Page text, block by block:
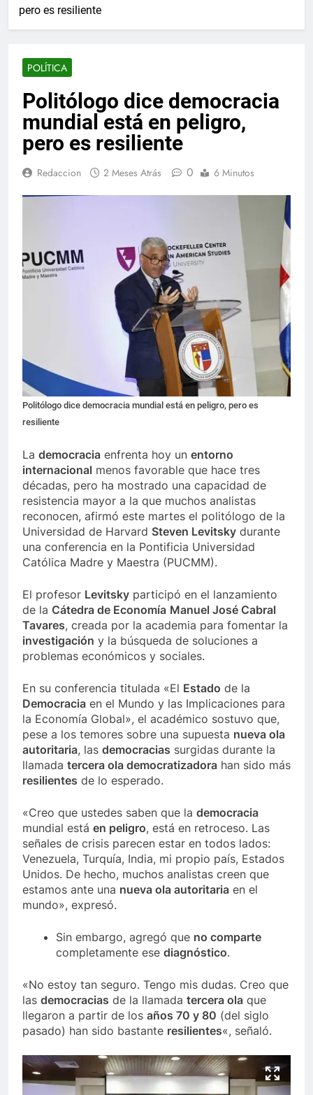
pero es resiliente
POLÍTICA
Politólogo dice democracia
mundial está en peligro,
pero es resiliente
Redaccion 2 Meses Atrás 0 6 Minutos
Politólogo dice democracia mundial está en peligro, pero es
resiliente
La democracia enfrenta hoy un entorno
internacional menos favorable que hace tres
décadas, pero ha mostrado una capacidad de
resistencia mayor a la que muchos analistas
reconocen, afirmó este martes el politólogo de la
Universidad de Harvard Steven Levitsky durante
una conferencia en la Pontificia Universidad
Católica Madre y Maestra (PUCMM).
El profesor Levitsky participó en el lanzamiento
de la Cátedra de Economía Manuel José Cabral
Tavares, creada por la academia para fomentar la
investigación y la búsqueda de soluciones a
problemas económicos y sociales.
En su conferencia titulada «El Estado de la
Democracia en el Mundo y las Implicaciones para
la Economía Global», el académico sostuvo que,
pese a los temores sobre una supuesta nueva ola
autoritaria, las democracias surgidas durante la
llamada tercera ola democratizadora han sido más
resilientes de lo esperado.
«Creo que ustedes saben que la democracia
mundial está en peligro, está en retroceso. Las
señales de crisis parecen estar en todos lados:
Venezuela, Turquía, India, mi propio país, Estados
Unidos. De hecho, muchos analistas creen que
estamos ante una nueva ola autoritaria en el
mundo», expresó.
Sin embargo, agregó que no comparte
completamente ese diagnóstico.
«No estoy tan seguro. Tengo mis dudas. Creo que
las democracias de la llamada tercera ola que
llegaron a partir de los años 70 y 80 (del siglo
pasado) han sido bastante resilientes«, señaló.